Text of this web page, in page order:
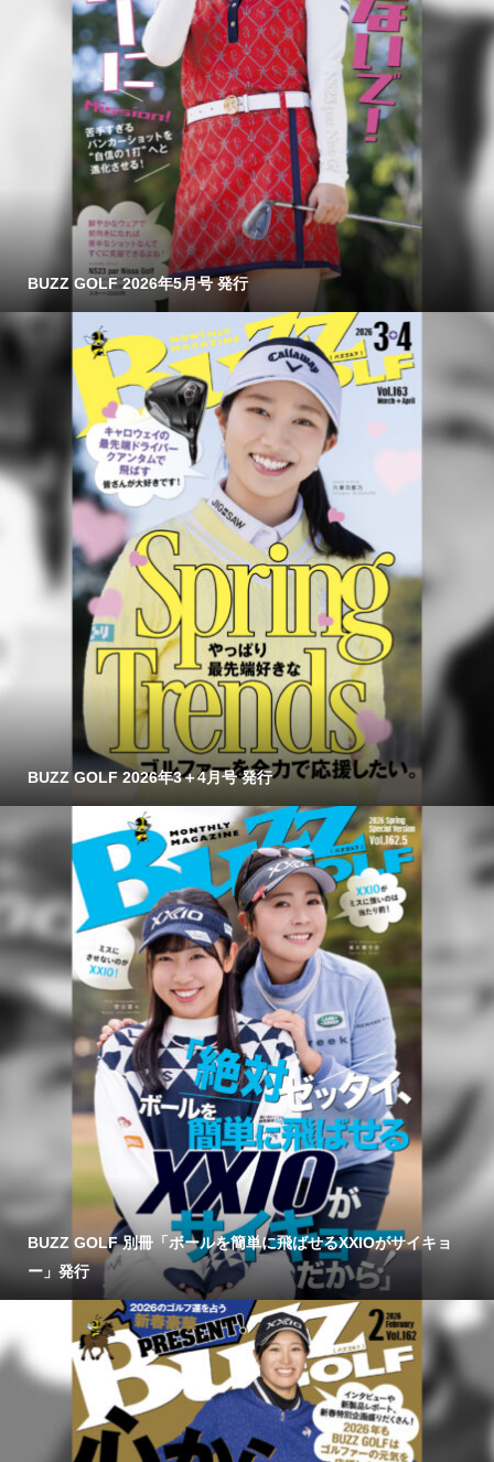
BUZZ GOLF 2026年5月号 発行
BUZZ GOLF 2026年3＋4月号 発行
BUZZ GOLF 別冊「ボールを簡単に飛ばせるXXIOがサイキョ
ー」発行